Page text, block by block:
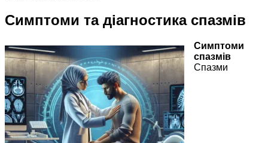
Симптоми та діагностика спазмів
Симптоми
спазмів
Спазми